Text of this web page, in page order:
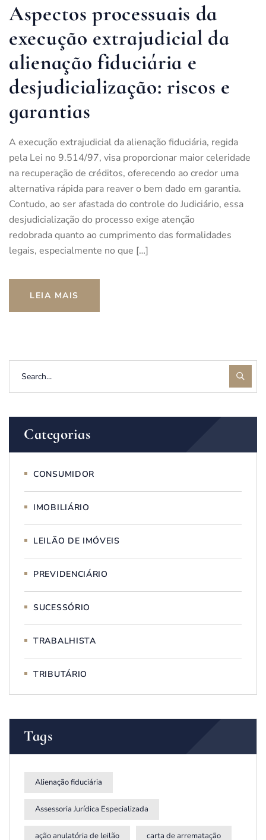
Aspectos processuais da
execução extrajudicial da
alienação fiduciária e
desjudicialização: riscos e
garantias
A execução extrajudicial da alienação fiduciária, regida
pela Lei no 9.514/97, visa proporcionar maior celeridade
na recuperação de créditos, oferecendo ao credor uma
alternativa rápida para reaver o bem dado em garantia.
Contudo, ao ser afastada do controle do Judiciário, essa
desjudicialização do processo exige atenção
redobrada quanto ao cumprimento das formalidades
legais, especialmente no que […]
LEIA MAIS
Categorias
CONSUMIDOR
IMOBILIÁRIO
LEILÃO DE IMÓVEIS
PREVIDENCIÁRIO
SUCESSÓRIO
TRABALHISTA
TRIBUTÁRIO
Tags
Alienação fiduciária
Assessoria Jurídica Especializada
ação anulatória de leilão carta de arrematação